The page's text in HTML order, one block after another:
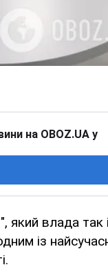
на OBOZ.UA у
який влада так
із